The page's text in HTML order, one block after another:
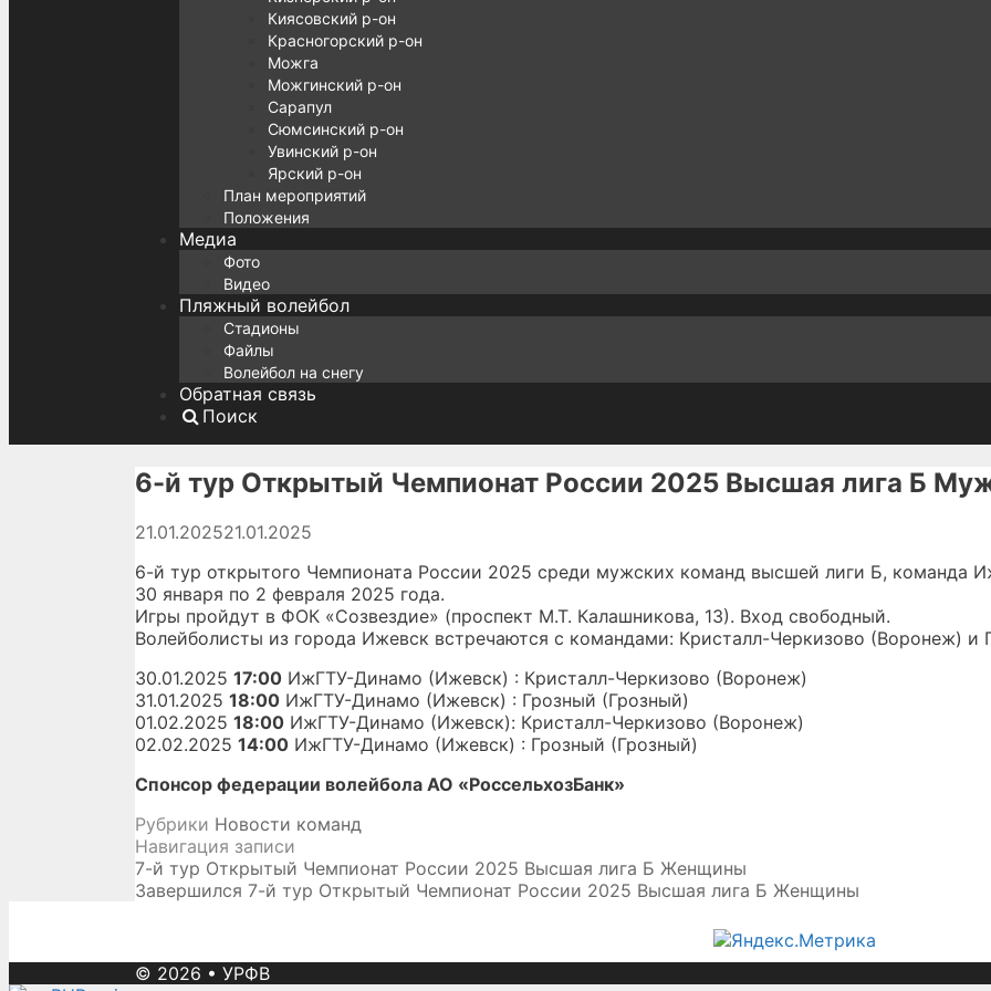
Киясовский р-он
Красногорский р-он
Можга
Можгинский р-он
Сарапул
Сюмсинский р-он
Увинский р-он
Ярский р-он
План мероприятий
Положения
Медиа
Фото
Видео
Пляжный волейбол
Стадионы
Файлы
Волейбол на снегу
Обратная связь
Поиск
6-й тур Открытый Чемпионат России 2025 Высшая лига Б
21.01.202521.01.2025
6-й тур открытого Чемпионата России 2025 среди мужских команд высшей лиги Б, команда
30 января по 2 февраля 2025 года.
Игры пройдут в ФОК «Созвездие» (проспект М.Т. Калашникова, 13). Вход свободный.
Волейболисты из города Ижевск встречаются с командами: Кристалл-Черкизово (Воронеж) и
30.01.2025 17:00 ИжГТУ-Динамо (Ижевск) : Кристалл-Черкизово (Воронеж)
31.01.2025 18:00 ИжГТУ-Динамо (Ижевск) : Грозный (Грозный)
01.02.2025 18:00 ИжГТУ-Динамо (Ижевск): Кристалл-Черкизово (Воронеж)
02.02.2025 14:00 ИжГТУ-Динамо (Ижевск) : Грозный (Грозный)
Спонсор федерации волейбола АО «РоссельхозБанк»
Рубрики Новости команд
Навигация записи
7-й тур Открытый Чемпионат России 2025 Высшая лига Б Женщины
Завершился 7-й тур Открытый Чемпионат России 2025 Высшая лига Б Женщины
© 2026 • УРФВ